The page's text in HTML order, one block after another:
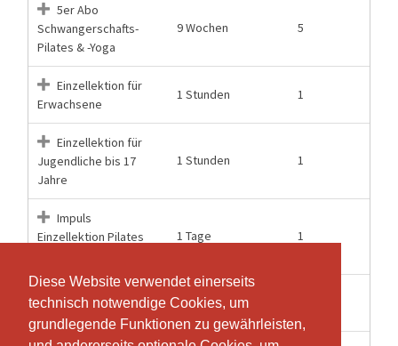
Diese Website verwendet einerseits
technisch notwendige Cookies, um
grundlegende Funktionen zu gewährleisten,
Diese Website verwendet einerseits
technisch notwendige Cookies, um
grundlegende Funktionen zu gewährleisten,
5er Abo
Schwangerschafts-
Pilates & -Yoga
9 Wochen 5
Einzellektion für
Erwachsene
1 Stunden 1
Einzellektion für
Jugendliche bis 17
Jahre
1 Stunden 1
Impuls
Einzellektion Pilates
1 Tage 1
Jahresabo (70
Lektionen)
12 Monate